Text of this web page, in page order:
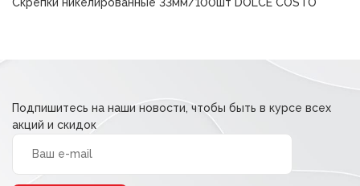
Подпишитесь на наши новости, чтобы быть в курсе всех
акций и скидок